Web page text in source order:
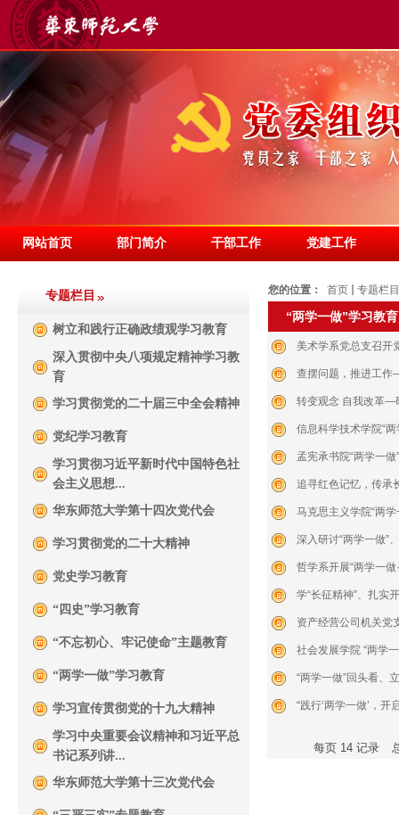
网站首页 部门简介 干部工作 党建工作
专题栏目
树立和践行正确政绩观学习教育
深入贯彻中央八项规定精神学习教
育
学习贯彻党的二十届三中全会精神
党纪学习教育
学习贯彻习近平新时代中国特色社
会主义思想...
华东师范大学第十四次党代会
学习贯彻党的二十大精神
党史学习教育
“四史”学习教育
“不忘初心、牢记使命”主题教育
“两学一做”学习教育
学习宣传贯彻党的十九大精神
学习中央重要会议精神和习近平总
书记系列讲...
华东师范大学第十三次党代会
您的位置： 首页 专题栏目
“两学一做”学习教育
美术学系党总支召开
查摆问题，推进工作
转变观念 自我改革—
信息科学技术学院“
孟宪承书院“两学一
追寻红色记忆，传
马克思主义学院“两
深入研讨“两学一做”
哲学系开展“两学一
学“长征精神”、扎实
资产经营公司机关党
社会发展学院 “两学
“两学一做”回头看
“践行‘两学一做’，
每页 14 记录